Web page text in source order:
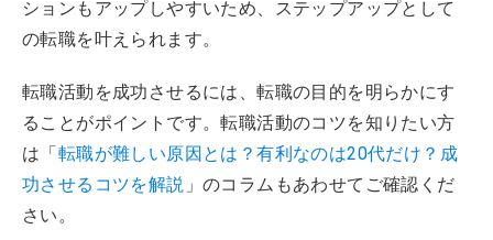
ションもアップしやすいため、ステップアップとして
の転職を叶えられます。
転職活動を成功させるには、転職の目的を明らかにす
ることがポイントです。転職活動のコツを知りたい方
は「転職が難しい原因とは？有利なのは20代だけ？成
功させるコツを解説 」のコラムもあわせてご確認くだ
さい。